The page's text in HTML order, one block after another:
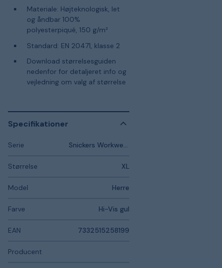
Materiale: Højteknologisk, let
og åndbar 100%
polyesterpiqué, 150 g/m²
Standard: EN 20471, klasse 2
Download størrelsesguiden
nedenfor for detaljeret info og
vejledning om valg af størrelse
Specifikationer
Serie Snickers Workwear AllroundWork
Størrelse XL
Model Herre
Farve Hi-Vis gul
EAN 7332515258199
Producent